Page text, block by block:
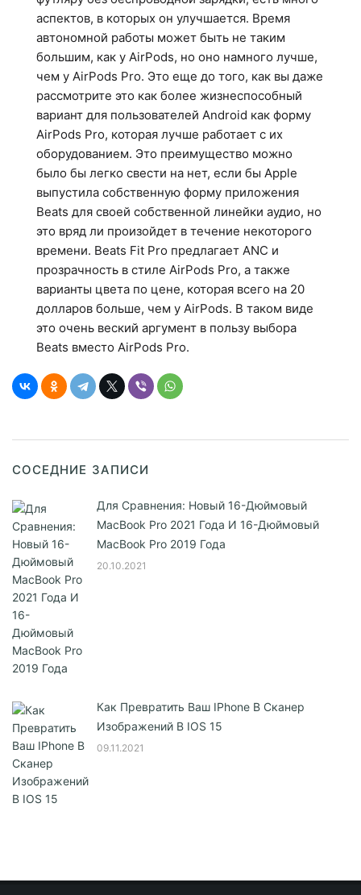
аспектов, в которых он улучшается. Время
автономной работы может быть не таким
большим, как у AirPods, но оно намного лучше,
чем у AirPods Pro. Это еще до того, как вы даже
рассмотрите это как более жизнеспособный
вариант для пользователей Android как форму
AirPods Pro, которая лучше работает с их
оборудованием. Это преимущество можно
было бы легко свести на нет, если бы Apple
выпустила собственную форму приложения
Beats для своей собственной линейки аудио, но
это вряд ли произойдет в течение некоторого
времени. Beats Fit Pro предлагает ANC и
прозрачность в стиле AirPods Pro, а также
варианты цвета по цене, которая всего на 20
долларов больше, чем у AirPods. В таком виде
это очень веский аргумент в пользу выбора
Beats вместо AirPods Pro.
СОСЕДНИЕ ЗАПИСИ
Для Сравнения: Новый 16-Дюймовый
MacBook Pro 2021 Года И 16-Дюймовый
MacBook Pro 2019 Года
20.10.2021
Как Превратить Ваш IPhone В Сканер
Изображений В IOS 15
09.11.2021